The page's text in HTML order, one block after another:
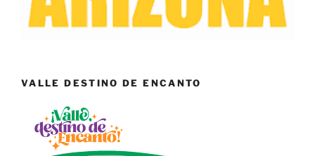
VALLE DESTINO DE ENCANTO